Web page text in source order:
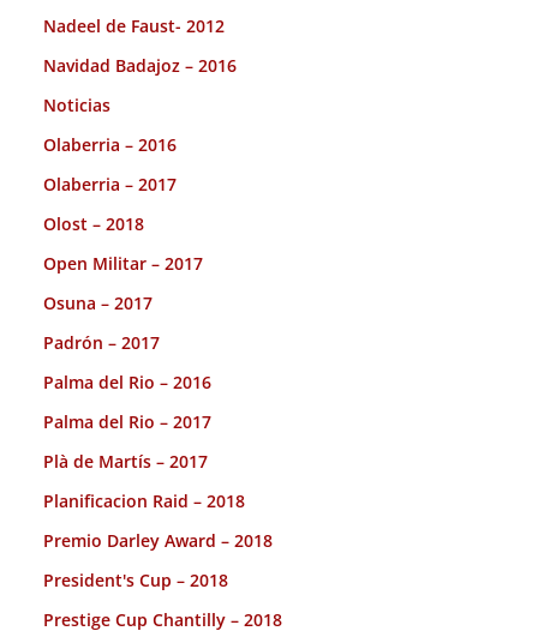
Nadeel de Faust- 2012
Navidad Badajoz – 2016
Noticias
Olaberria – 2016
Olaberria – 2017
Olost – 2018
Open Militar – 2017
Osuna – 2017
Padrón – 2017
Palma del Rio – 2016
Palma del Rio – 2017
Plà de Martís – 2017
Planificacion Raid – 2018
Premio Darley Award – 2018
President's Cup – 2018
Prestige Cup Chantilly – 2018